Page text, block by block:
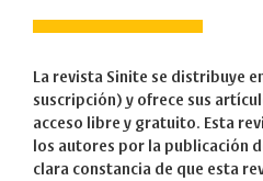
Content
La revista Sinite se distribuye
suscripción) y ofrece sus
acceso libre y gratuito. Esta
los autores por la publicación
clara constancia de que esta